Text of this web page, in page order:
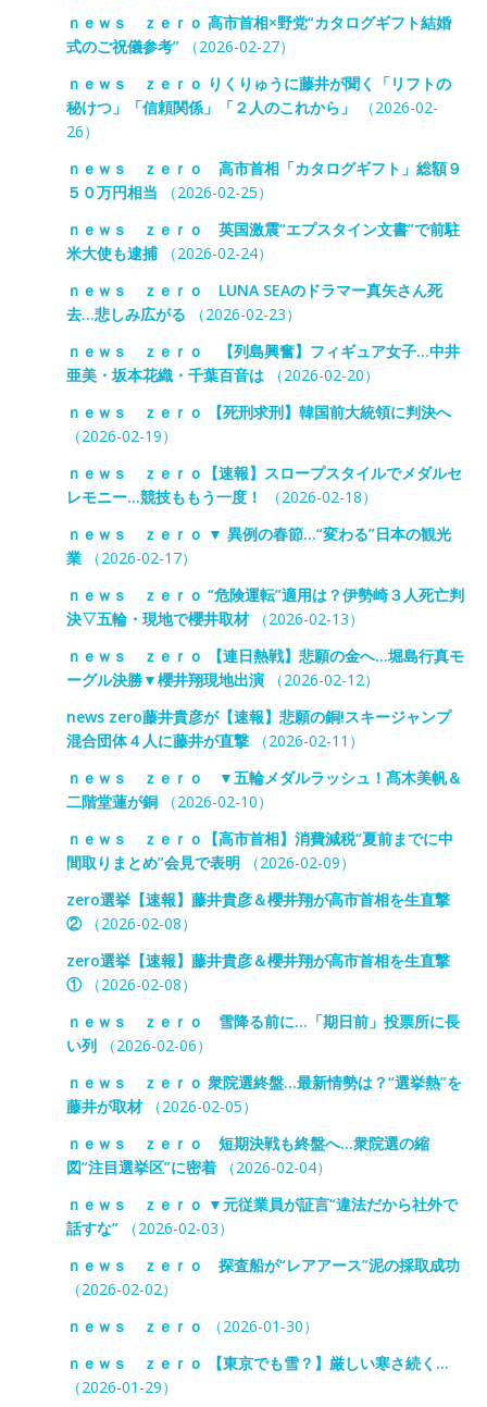
ｎｅｗｓ ｚｅｒｏ 高市首相×野党“カタログギフト結婚
式のご祝儀参考”（2026-02-27）
ｎｅｗｓ ｚｅｒｏ りくりゅうに藤井が聞く「リフトの
秘けつ」「信頼関係」「２人のこれから」
（2026-02-
26）
ｎｅｗｓ ｚｅｒｏ 高市首相「カタログギフト」総額９
５０万円相当 （2026-02-25）
ｎｅｗｓ ｚｅｒｏ 英国激震“エプスタイン文書”で前駐
米大使も逮捕（2026-02-24）
ｎｅｗｓ ｚｅｒｏ LUNA SEAのドラマー真矢さん死
去…悲しみ広がる （2026-02-23）
ｎｅｗｓ ｚｅｒｏ 【列島興奮】フィギュア女子…中井
亜美・坂本花織・千葉百音は（2026-02-20）
ｎｅｗｓ ｚｅｒｏ 【死刑求刑】韓国前大統領に判決へ
（2026-02-19）
ｎｅｗｓ ｚｅｒｏ【速報】スロープスタイルでメダルセ
レモニー…競技ももう一度！
（2026-02-18）
ｎｅｗｓ ｚｅｒｏ ▼ 異例の春節…“変わる”日本の観光
業（2026-02-17）
ｎｅｗｓ ｚｅｒｏ “危険運転”適用は？伊勢崎３人死亡判
決▽五輪・現地で櫻井取材（2026-02-13）
ｎｅｗｓ ｚｅｒｏ 【連日熱戦】悲願の金へ…堀島行真モ
ーグル決勝▼櫻井翔現地出演（2026-02-12）
news zero藤井貴彦が【速報】悲願の銅!スキージャンプ
混合団体４人に藤井が直撃（2026-02-11）
ｎｅｗｓ ｚｅｒｏ ▼五輪メダルラッシュ！髙木美帆＆
二階堂蓮が銅（2026-02-10）
ｎｅｗｓ ｚｅｒｏ【高市首相】消費減税“夏前までに中
間取りまとめ”会見で表明（2026-02-09）
zero選挙【速報】藤井貴彦＆櫻井翔が高市首相を生直撃
②（2026-02-08）
zero選挙【速報】藤井貴彦＆櫻井翔が高市首相を生直撃
①（2026-02-08）
ｎｅｗｓ ｚｅｒｏ 雪降る前に…「期日前」投票所に長
い列（2026-02-06）
ｎｅｗｓ ｚｅｒｏ 衆院選終盤…最新情勢は？“選挙熱”を
藤井が取材（2026-02-05）
ｎｅｗｓ ｚｅｒｏ 短期決戦も終盤へ…衆院選の縮
図”注目選挙区”に密着（2026-02-04）
ｎｅｗｓ ｚｅｒｏ ▼元従業員が証言“違法だから社外で
話すな”（2026-02-03）
ｎｅｗｓ ｚｅｒｏ 探査船が“レアアース”泥の採取成功
（2026-02-02）
ｎｅｗｓ ｚｅｒｏ
（2026-01-30）
ｎｅｗｓ ｚｅｒｏ 【東京でも雪？】厳しい寒さ続く…
（2026-01-29）